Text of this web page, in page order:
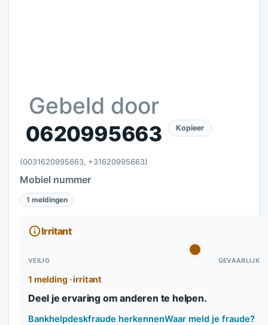
Gebeld door
0620995663
(0031620995663, +31620995663)
Kopieer
Mobiel nummer
1 meldingen
Irritant
VEILIG GEVAARLIJK
1 melding · irritant
Deel je ervaring om anderen te helpen.
Bankhelpdeskfraude herkennenWaar meld je fraude?